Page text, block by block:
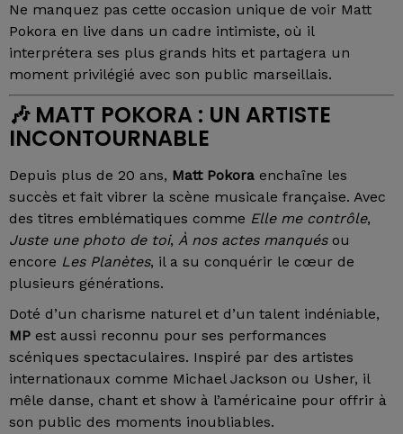
Ne manquez pas cette occasion unique de voir Matt
Pokora en live dans un cadre intimiste, où il
interprétera ses plus grands hits et partagera un
moment privilégié avec son public marseillais.
🎶 MATT POKORA : UN ARTISTE
INCONTOURNABLE
Depuis plus de 20 ans, Matt Pokora enchaîne les
succès et fait vibrer la scène musicale française. Avec
des titres emblématiques comme Elle me contrôle,
Juste une photo de toi, À nos actes manquésou
encore Les Planètes, il a su conquérir le cœur de
plusieurs générations.
Doté d’un charisme naturel et d’un talent indéniable,
MP est aussi reconnu pour ses performances
scéniques spectaculaires. Inspiré par des artistes
internationaux comme Michael Jackson ou Usher, il
mêle danse, chant et show à l’américaine pour offrir à
son public des moments inoubliables.